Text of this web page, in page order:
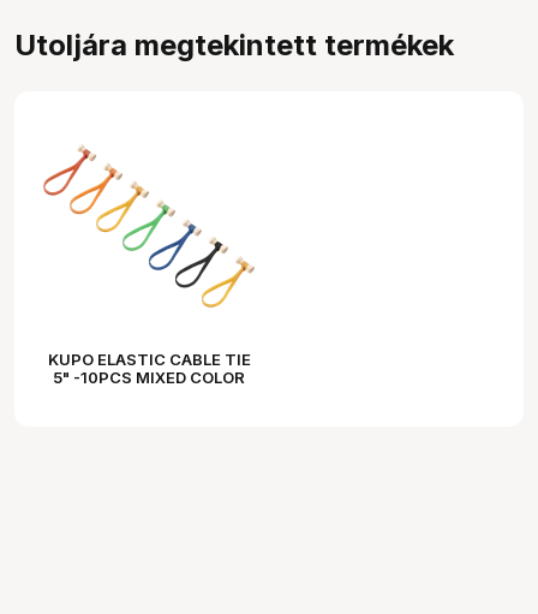
Utoljára megtekintett termékek
KUPO ELASTIC CABLE TIE
5" -10PCS MIXED COLOR